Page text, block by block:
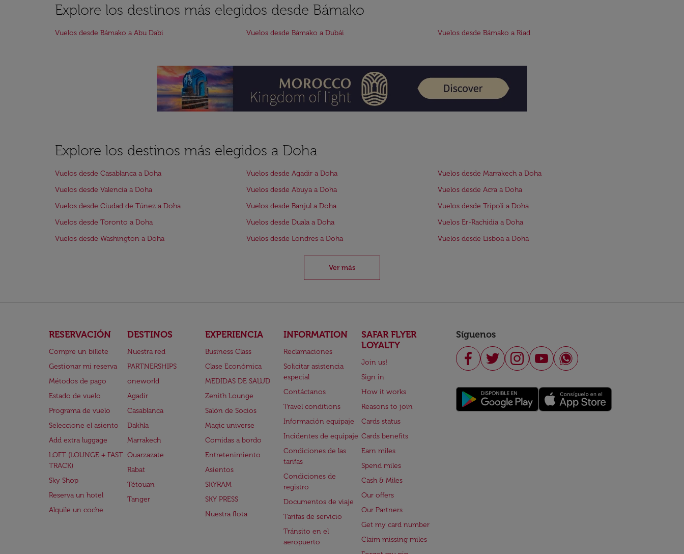
Explore los destinos más elegidos desde Bámako
Vuelos desde Bámako a Abu Dabi Vuelos desde Bámako a Dubái Vuelos desde Bámako a Riad
Explore los destinos más elegidos a Doha
Vuelos desde Casablanca a Doha Vuelos desde Agadir a Doha
Vuelos desde Marrakech a Doha
Vuelos desde Valencia a Doha
Vuelos desde Abuya a Doha
Vuelos desde Acra a Doha
Vuelos desde Ciudad de Túnez a Doha
Vuelos desde Banjul a Doha
Vuelos desde Trípoli a Doha
Vuelos desde Toronto a Doha
Vuelos desde Duala a Doha
Vuelos Er-Rachidía a Doha
Vuelos desde Washington a Doha
Vuelos desde Londres a Doha Vuelos desde Lisboa a Doha
Ver más
RESERVACIÓN
Compre un billete
Gestionar mi reserva
Métodos de pago
Estado de vuelo
Programa de vuelo
Seleccione el asiento
Add extra luggage
LOFT (LOUNGE + FAST
TRACK)
Sky Shop
Reserva un hotel
Alquile un coche
DESTINOS
Nuestra red
PARTNERSHIPS
oneworld
Agadir
Casablanca
Dakhla
Marrakech
Ouarzazate
Rabat
Tétouan
Tanger
EXPERIENCIA
Business Class
Clase Económica
MEDIDAS DE SALUD
Zenith Lounge
Salón de Socios
Magic universe
Comidas a bordo
Entretenimiento
Asientos
SKYRAM
SKY PRESS
Nuestra flota
INFORMATION
Reclamaciones
Solicitar asistencia
especial
Contáctanos
Travel conditions
Información equipaje
Incidentes de equipaje
Condiciones de las
tarifas
Condiciones de
registro
Documentos de viaje
Tarifas de servicio
Tránsito en el
aeropuerto
SAFAR FLYER
LOYALTY
Join us!
Sign in
How it works
Reasons to join
Cards status
Cards benefits
Earn miles
Spend miles
Cash & Miles
Our offers
Our Partners
Get my card number
Claim missing miles
Síguenos